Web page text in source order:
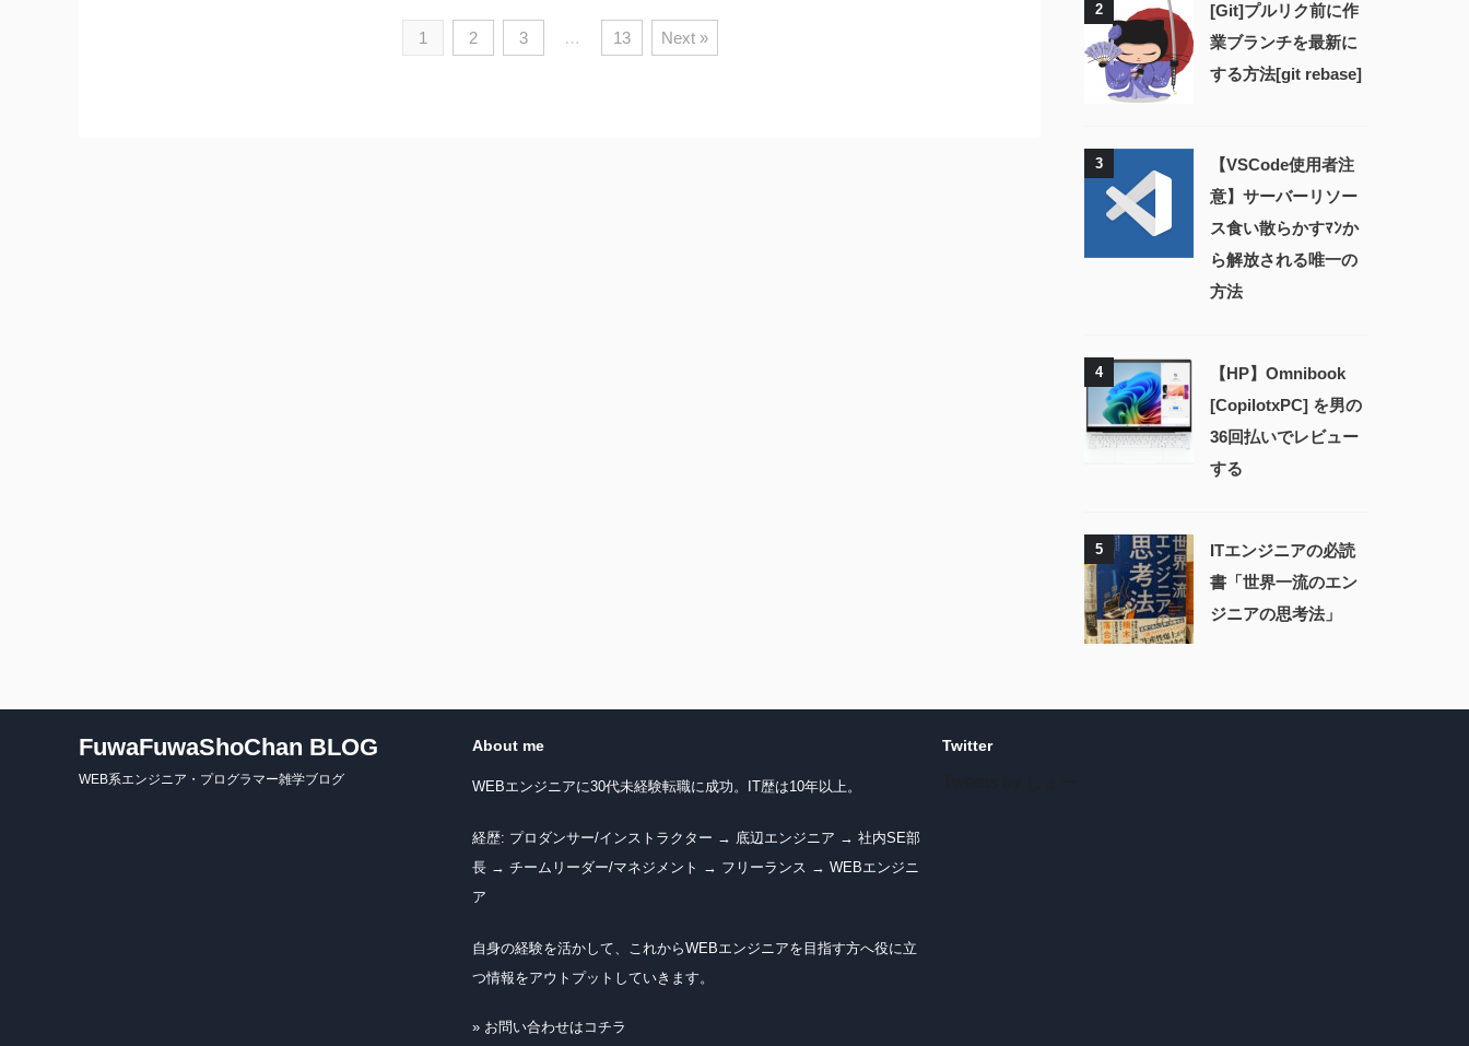
1 2 3 … 13 Next »
2
[Git]プルリク前に作
業ブランチを最新に
する方法[git rebase]
3
【VSCode使用者注
意】サーバーリソー
ス食い散らかすﾏﾝか
ら解放される唯一の
方法
4
【HP】Omnibook
[CopilotxPC] を男の
36回払いでレビュー
する
5
ITエンジニアの必読
書「世界一流のエン
ジニアの思考法」
About me
WEBエンジニアに30代未経験転職に成功。IT歴は10年以上。
経歴: プロダンサー/インストラクター → 底辺エンジニア → 社内SE部
長 → チームリーダー/マネジメント → フリーランス → WEBエンジニ
ア
自身の経験を活かして、これからWEBエンジニアを目指す方へ役に立
つ情報をアウトプットしていきます。
» お問い合わせはコチラ
Twitter
FuwaFuwaShoChan BLOG
WEB系エンジニア・プログラマー雑学ブログ